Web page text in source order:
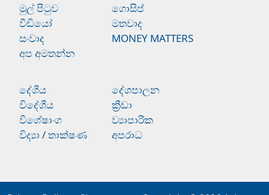
මුල් පිටුව
ගොසිප්
වීඩියෝ
මතවාද
සංවාද
MONEY MATTERS
අප අමතන්න
දේශීය
දේශපාලන
විදේශීය
ක්‍රීඩා
විශේෂාංග
ව්‍යාපාරික
විද්‍යා / තාක්ෂණ
අපරාධ